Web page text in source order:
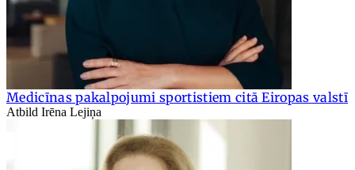
Medicīnas pakalpojumi sportistiem citā Eiropas valstī
Atbild Irēna Lejiņa